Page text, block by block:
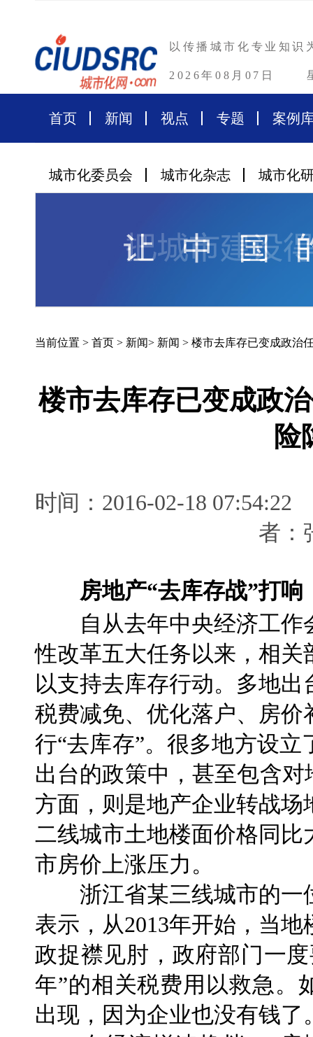
以传播城市化专业知识
2026年08月07日
首页 新闻 视点 专题 案例
城市化委员会 城市化杂志 城市化
当前位置 > 首页 > 新闻> 新闻 > 楼市去库存已变成政治
楼市去库存已变成政
险
时间：2016-02-18
者
房地产“去库存战”打响
自从去年中央经济工作
性改革五大任务以来，相
以支持去库存行动。多地
税费减免、优化落户、房
行“去库存”。很多地方设
出台的政策中，甚至包含
方面，则是地产企业转战
二线城市土地楼面价格同
市房价上涨压力。
浙江省某三线城市的一
表示，从2013年开始，当
政捉襟见肘，政府部门一
年”的相关税费用以救急。
出现，因为企业也没有钱了